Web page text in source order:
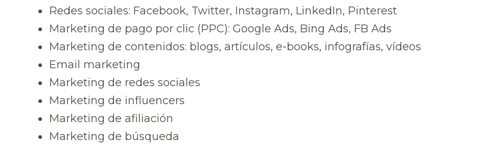
Redes sociales: Facebook, Twitter, Instagram, LinkedIn, Pinterest
Marketing de pago por clic (PPC): Google Ads, Bing Ads, FB Ads
Marketing de contenidos: blogs, artículos, e-books, infografías, vídeos
Email marketing
Marketing de redes sociales
Marketing de influencers
Marketing de afiliación
Marketing de búsqueda